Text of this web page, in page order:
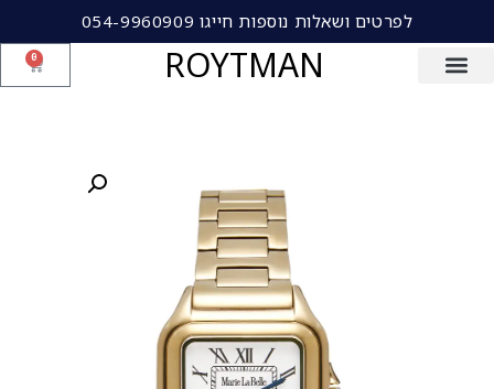
לפרטים ושאלות נוספות חייגו 054-9960909
ROYTMAN
0